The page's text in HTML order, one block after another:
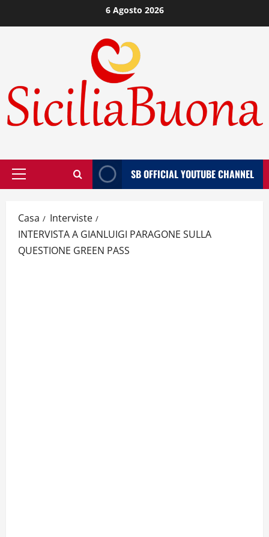
al
6 Agosto 2026
Menù
SB OFFICIAL YOUTUBE CHANNEL
Casa
Interviste
INTERVISTA A GIANLUIGI PARAGONE SULLA
QUESTIONE GREEN PASS